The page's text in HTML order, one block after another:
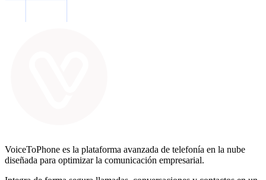
VoiceToPhone es la plataforma avanzada de telefonía en la nube
diseñada para optimizar la comunicación empresarial.